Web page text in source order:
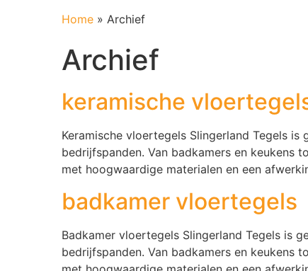
Home » Archief
Archief
keramische
Keramische vloertegels Slingerland Tegels
bedrijfspanden. Van badkamers en keukens
met hoogwaardige materialen en een
badkamer vloertegels
Badkamer vloertegels Slingerland Tegels is
bedrijfspanden. Van badkamers en keukens